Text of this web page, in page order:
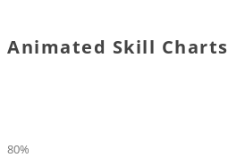
Animated Skill Charts
80%